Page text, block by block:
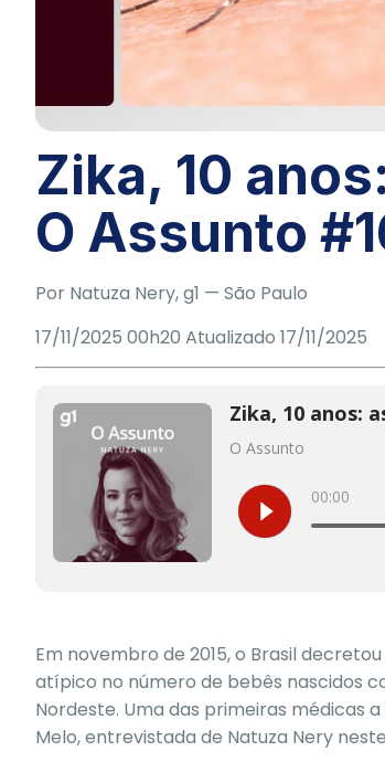
Zika, 10
O Assunto
Por Natuza Nery, g1 — São Paulo
17/11/2025 00h20 Atualizado 17/11/2025
Em novembro de 2015, o Brasil
atípico no número de bebês nascidos
Nordeste. Uma das primeiras médicas
Melo, entrevistada de Natuza Nery